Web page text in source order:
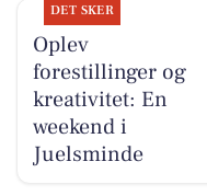
DET SKER
Oplev
forestillinger og
kreativitet: En
weekend i
Juelsminde